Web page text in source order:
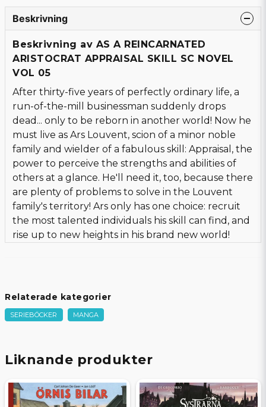
Beskrivning
Beskrivning av AS A REINCARNATED
ARISTOCRAT APPRAISAL SKILL SC NOVEL
VOL 05
After thirty-five years of perfectly ordinary life, a
run-of-the-mill businessman suddenly drops
dead... only to be reborn in another world! Now he
must live as Ars Louvent, scion of a minor noble
family and wielder of a fabulous skill: Appraisal, the
power to perceive the strengths and abilities of
others at a glance. He'll need it, too, because there
are plenty of problems to solve in the Louvent
family's territory! Ars only has one choice: recruit
the most talented individuals his skill can find, and
rise up to new heights in his brand new world!
Relaterade kategorier
SERIEBÖCKER MANGA
Liknande produkter